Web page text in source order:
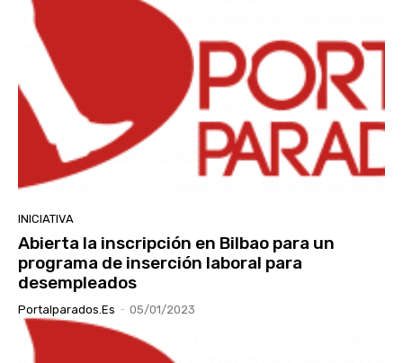
INICIATIVA
Abierta la inscripción en Bilbao para un
programa de inserción laboral para
desempleados
Portalparados.es - 05/01/2023